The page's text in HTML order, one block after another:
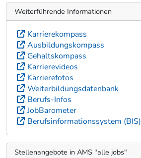
Weiterführende Informationen
Karrierekompass
Ausbildungskompass
Gehaltskompass
Karrierevideos
Karrierefotos
Weiterbildungsdatenbank
Berufs-Infos
JobBarometer
Berufsinformationssystem (BIS)
Stellenangebote in AMS "alle jobs"